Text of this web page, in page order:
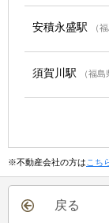
安積永盛駅 （
須賀川駅 （福島
※不動産会社の方は こち
戻る